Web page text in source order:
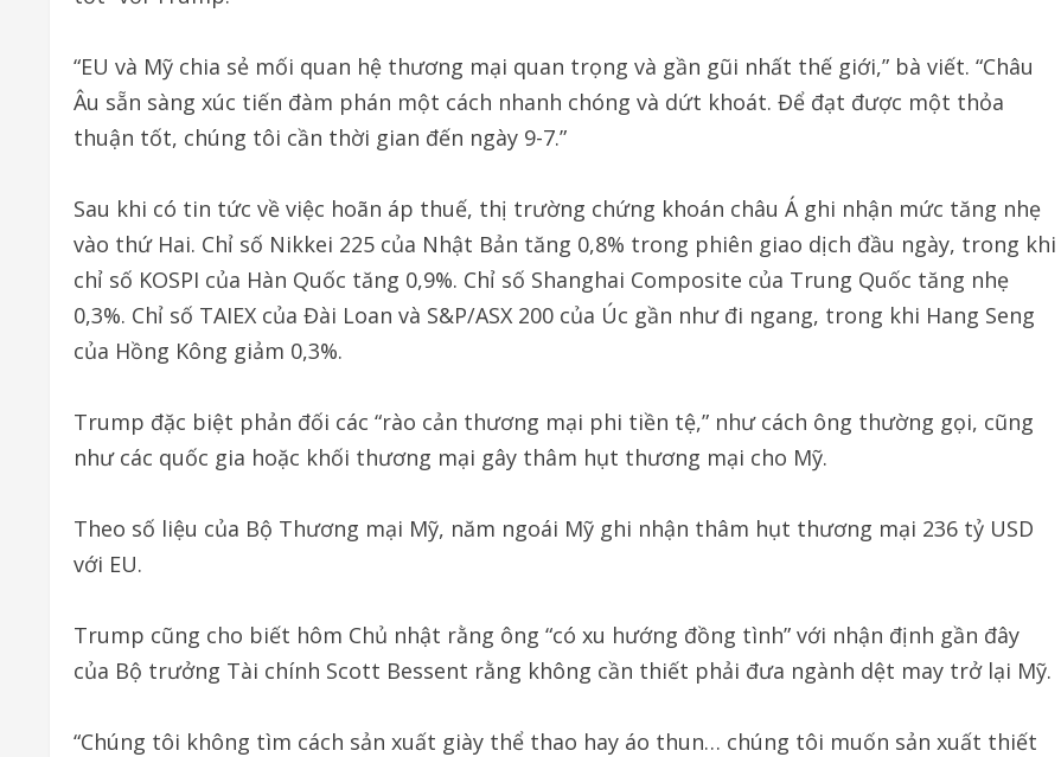
“EU và Mỹ chia sẻ mối quan hệ thương mại quan trọng và gần gũi nhất thế giới,” bà viết. “Châu
Âu sẵn sàng xúc tiến đàm phán một cách nhanh chóng và dứt khoát. Để đạt được một thỏa
thuận tốt, chúng tôi cần thời gian đến ngày 9-7.”
Sau khi có tin tức về việc hoãn áp thuế, thị trường chứng khoán châu Á ghi nhận mức tăng nhẹ
vào thứ Hai. Chỉ số Nikkei 225 của Nhật Bản tăng 0,8% trong phiên giao dịch đầu ngày, trong khi
chỉ số KOSPI của Hàn Quốc tăng 0,9%. Chỉ số Shanghai Composite của Trung Quốc tăng nhẹ
0,3%. Chỉ số TAIEX của Đài Loan và S&P/ASX 200 của Úc gần như đi ngang, trong khi Hang Seng
của Hồng Kông giảm 0,3%.
Trump đặc biệt phản đối các “rào cản thương mại phi tiền tệ,” như cách ông thường gọi, cũng
như các quốc gia hoặc khối thương mại gây thâm hụt thương mại cho Mỹ.
Theo số liệu của Bộ Thương mại Mỹ, năm ngoái Mỹ ghi nhận thâm hụt thương mại 236 tỷ USD
với EU.
Trump cũng cho biết hôm Chủ nhật rằng ông “có xu hướng đồng tình” với nhận định gần đây
của Bộ trưởng Tài chính Scott Bessent rằng không cần thiết phải đưa ngành dệt may trở lại Mỹ.
“Chúng tôi không tìm cách sản xuất giày thể thao hay áo thun… chúng tôi muốn sản xuất thiết